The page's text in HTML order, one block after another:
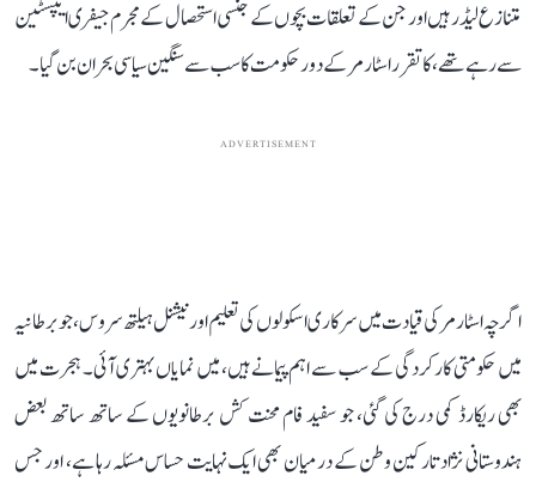
متنازع لیڈر ہیں اور جن کے تعلقات بچوں کے جنسی استحصال کے مجرم جیفری ایپسٹین
سے رہے تھے، کا تقرر اسٹارمر کے دور حکومت کا سب سے سنگین سیاسی بحران بن گیا۔
ADVERTISEMENT
اگرچہ اسٹارمر کی قیادت میں سرکاری اسکولوں کی تعلیم اور نیشنل ہیلتھ سروس، جو برطانیہ
میں حکومتی کارکردگی کے سب سے اہم پیمانے ہیں، میں نمایاں بہتری آئی۔ ہجرت میں
بھی ریکارڈ کمی درج کی گئی، جو سفید فام محنت کش برطانویوں کے ساتھ ساتھ بعض
ہندوستانی نژاد تارکین وطن کے درمیان بھی ایک نہایت حساس مسئلہ رہا ہے، اور جس